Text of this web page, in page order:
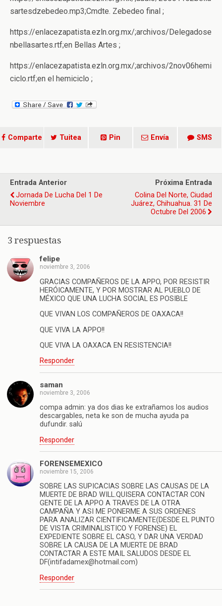
sartesdzebedeo.mp3;Cmdte. Zebedeo final ;
https://enlacezapatista.ezln.org.mx/;archivos/Delegadose
nbellasartes.rtf;en Bellas Artes ;
https://enlacezapatista.ezln.org.mx/;archivos/2nov06hemi
ciclo.rtf;en el hemiciclo ;
Comparte Tuitea Pin Envía SMS
Entrada Anterior
Jornada De Lucha Del 1 De
Noviembre
Próxima Entrada
Colina Del Norte, Ciudad
Juárez, Chihuahua. 31 De
Octubre Del 2006
3 respuestas
felipe
noviembre 3, 2006
GRACIAS COMPAÑEROS DE LA APPO, POR RESISTIR
HERÓICAMENTE, Y POR MOSTRAR AL PUEBLO DE
MÉXICO QUE UNA LUCHA SOCIAL ES POSIBLE
QUE VIVAN LOS COMPAÑEROS DE OAXACA!!
QUE VIVA LA APPO!!
QUE VIVA LA OAXACA EN RESISTENCIA!!
Responder
saman
noviembre 3, 2006
compa admin: ya dos dias ke extrañamos los audios
descargables, neta ke son de mucha ayuda pa
dufundir. salú
Responder
FORENSEMEXICO
noviembre 15, 2006
SOBRE LAS SUPICACIAS SOBRE LAS CAUSAS DE LA
MUERTE DE BRAD WILL.QUISERA CONTACTAR CON
GENTE DE LA APPO A TRAVES DE LA OTRA
CAMPAÑA Y ASI ME PONERME A SUS ORDENES
PARA ANALIZAR CIENTIFICAMENTE(DESDE EL PUNTO
DE VISTA CRIMINALISTICO Y FORENSE) EL
EXPEDIENTE SOBRE EL CASO, Y DAR UNA VERDAD
SOBRE LA CAUSA DE LA MUERTE DE BRAD
CONTACTAR A ESTE MAIL SALUDOS DESDE EL
DF(intifadamex@hotmail.com)
Responder